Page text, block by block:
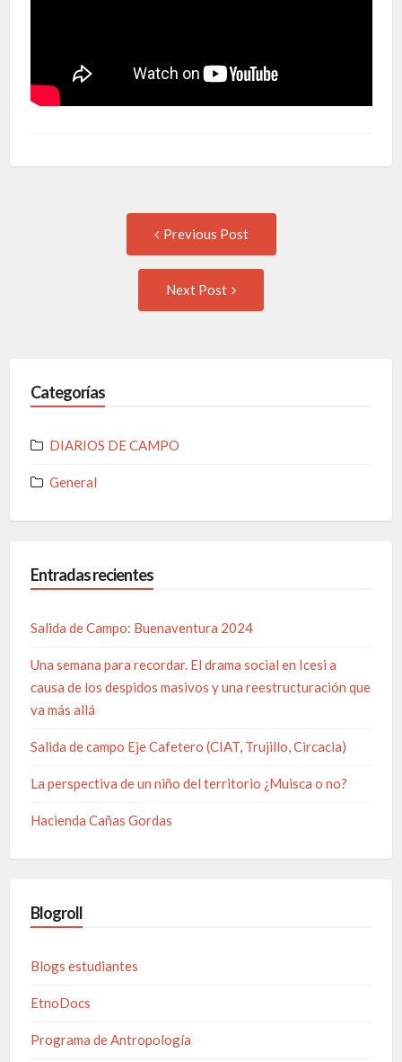
Previous Post
Next Post
Categorías
DIARIOS DE CAMPO
General
Entradas recientes
Salida de Campo: Buenaventura 2024
Una semana para recordar. El drama social en Icesi a
causa de los despidos masivos y una reestructuración que
va más allá
Salida de campo Eje Cafetero (CIAT, Trujillo, Circacia)
La perspectiva de un niño del territorio ¿Muisca o no?
Hacienda Cañas Gordas
Blogroll
Blogs estudiantes
EtnoDocs
Programa de Antropología